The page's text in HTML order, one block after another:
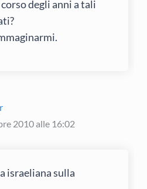
degli anni a tali
2010 alle 16:02
israeliana sulla